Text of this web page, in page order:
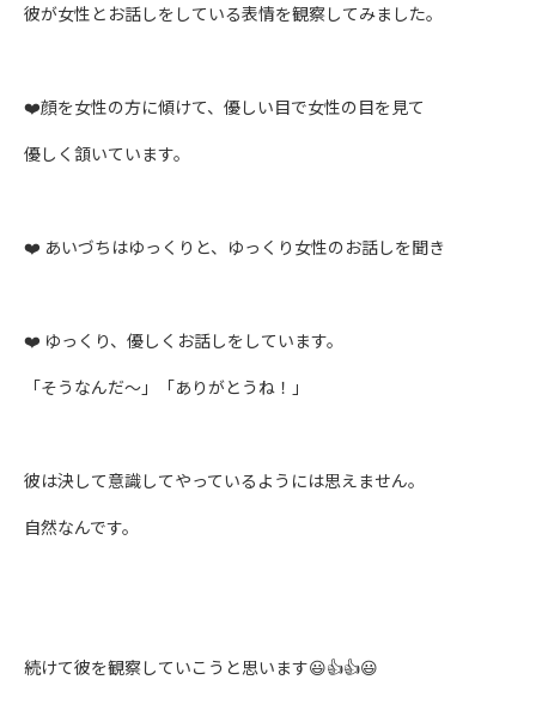
彼が女性とお話しをしている表情を観察してみました。
❤️顔を女性の方に傾けて、優しい目で女性の目を見て
優しく頷いています。
❤️ あいづちはゆっくりと、ゆっくり女性のお話しを聞き
❤️ ゆっくり、優しくお話しをしています。
「そうなんだ〜」「ありがとうね！」
彼は決して意識してやっているようには思えません。
自然なんです。
続けて彼を観察していこうと思います😃👍👍😃